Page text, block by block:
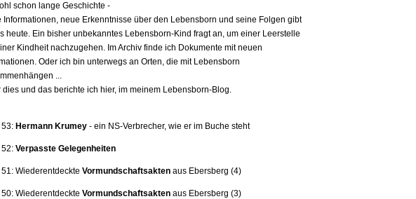
schon lange Geschichte -
Informationen, neue Erkenntnisse über den Lebensborn und seine Folgen gibt
heute. Ein bisher unbekanntes Lebensborn-Kind fragt an, um einer Leerstelle
Kindheit nachzugehen. Im Archiv finde ich Dokumente mit neuen
Oder ich bin unterwegs an Orten, die mit Lebensborn
...
dies und das berichte ich hier, im meinem Lebensborn-Blog.
53: Hermann Krumey - ein NS-Verbrecher, wie er im Buche steht
52: Verpasste Gelegenheiten
51: Wiederentdeckte Vormundschaftsakten aus Ebersberg (4)
50: Wiederentdeckte Vormundschaftsakten aus Ebersberg (3)